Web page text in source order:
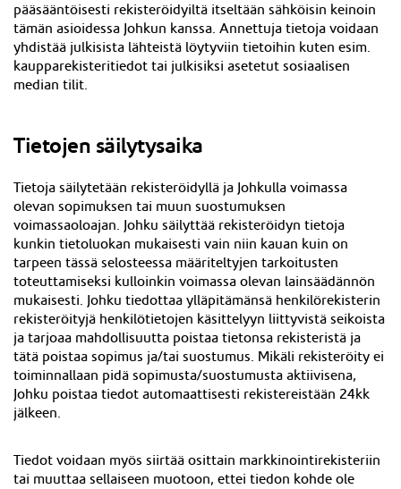
pääsääntöisesti rekisteröidyiltä itseltään sähköisin keinoin
tämän asioidessa Johkun kanssa. Annettuja tietoja voidaan
yhdistää julkisista lähteistä löytyviin tietoihin kuten esim.
kaupparekisteritiedot tai julkisiksi asetetut sosiaalisen
median tilit.
Tietojen säilytysaika
Tietoja säilytetään rekisteröidyllä ja Johkulla voimassa
olevan sopimuksen tai muun suostumuksen
voimassaoloajan. Johku säilyttää rekisteröidyn tietoja
kunkin tietoluokan mukaisesti vain niin kauan kuin on
tarpeen tässä selosteessa määriteltyjen tarkoitusten
toteuttamiseksi kulloinkin voimassa olevan lainsäädännön
mukaisesti. Johku tiedottaa ylläpitämänsä henkilörekisterin
rekisteröityjä henkilötietojen käsittelyyn liittyvistä seikoista
ja tarjoaa mahdollisuutta poistaa tietonsa rekisteristä ja
tätä poistaa sopimus ja/tai suostumus. Mikäli rekisteröity ei
toiminnallaan pidä sopimusta/suostumusta aktiivisena,
Johku poistaa tiedot automaattisesti rekistereistään 24kk
jälkeen.
Tiedot voidaan myös siirtää osittain markkinointirekisteriin
tai muuttaa sellaiseen muotoon, ettei tiedon kohde ole